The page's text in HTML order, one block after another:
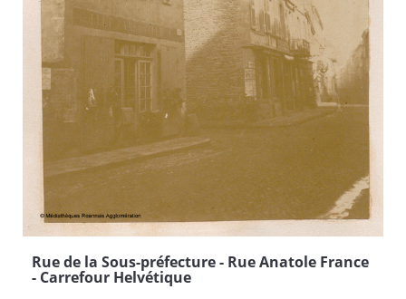
Rue de la Sous-préfecture - Rue Anatole France
- Carrefour Helvétique